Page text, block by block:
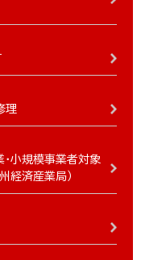
理
小規模事業者対象
経済産業局）